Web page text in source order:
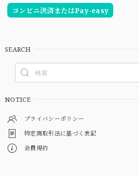
コンビニ決済またはPay-easy
SEARCH
NOTICE
プライバシーポリシー
特定商取引法に基づく表記
会員規約